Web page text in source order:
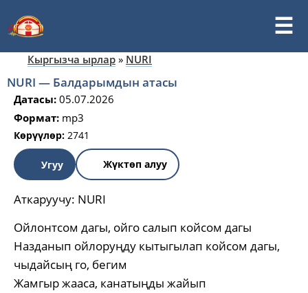
Кыргызча ырлар » NURI
NURI — Балдарымдын атасы
Датасы: 05.07.2026
Формат: mp3
Көрүүлөр: 2741
Угуу Жүктөп алуу
Аткаруучу: NURI
Ойлонтсом дагы, ойго салып койсом дагы
Назданып ойлоруңду кытыгылап койсом дагы,
чыдайсың го, бегим
Жамгыр жааса, канатыңды жайып